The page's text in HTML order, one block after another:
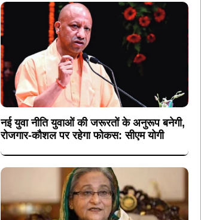
नई युवा नीति युवाओं की जरूरतों के अनुरूप बनेगी,
रोजगार-कौशल पर रहेगा फोकस: सीएम योगी